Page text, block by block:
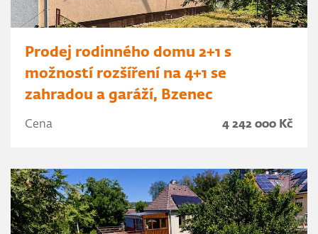
Prodej rodinného domu 2+1 s
možností rozšíření na 4+1 se
zahradou a garáží, Bzenec
Cena 4 242 000 Kč